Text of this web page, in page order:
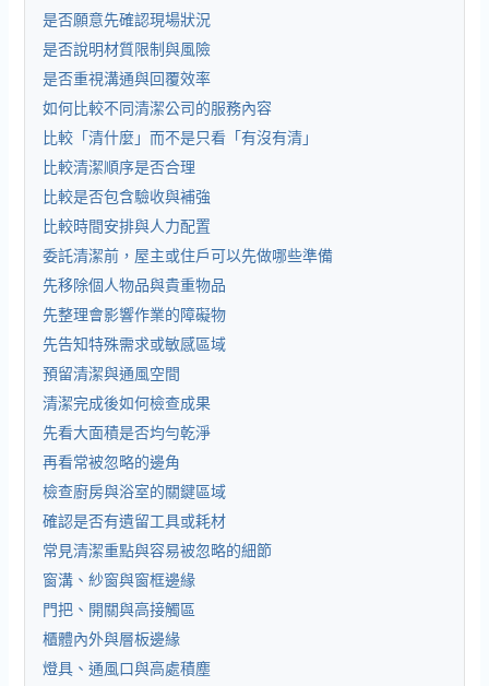
是否願意先確認現場狀況
是否說明材質限制與風險
是否重視溝通與回覆效率
如何比較不同清潔公司的服務內容
比較「清什麼」而不是只看「有沒有清」
比較清潔順序是否合理
比較是否包含驗收與補強
比較時間安排與人力配置
委託清潔前，屋主或住戶可以先做哪些準備
先移除個人物品與貴重物品
先整理會影響作業的障礙物
先告知特殊需求或敏感區域
預留清潔與通風空間
清潔完成後如何檢查成果
先看大面積是否均勻乾淨
再看常被忽略的邊角
檢查廚房與浴室的關鍵區域
確認是否有遺留工具或耗材
常見清潔重點與容易被忽略的細節
窗溝、紗窗與窗框邊緣
門把、開關與高接觸區
櫃體內外與層板邊緣
燈具、通風口與高處積塵